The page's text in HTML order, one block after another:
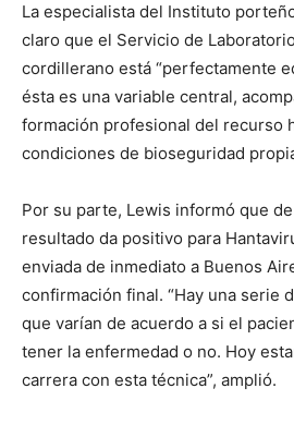
La especialista del Instituto
claro que el Servicio de
cordillerano está “perfectamente
ésta es una variable central,
formación profesional del recurso
condiciones de bioseguridad
Por su parte, Lewis informó que
resultado da positivo para
enviada de inmediato a Buenos
confirmación final. “Hay una serie
que varían de acuerdo a si el
tener la enfermedad o no. Hoy
carrera con esta técnica”, amplió.